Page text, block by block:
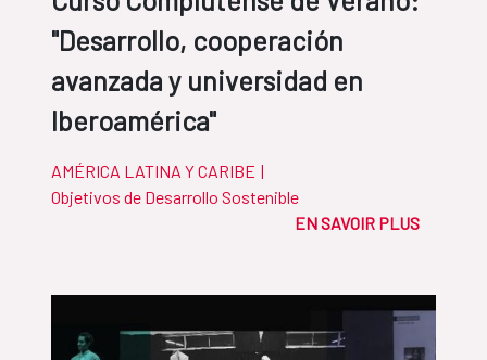
"Desarrollo, cooperación
avanzada y universidad en
Iberoamérica"
AMÉRICA LATINA Y CARIBE |
Objetivos de Desarrollo Sostenible
EN SAVOIR PLUS